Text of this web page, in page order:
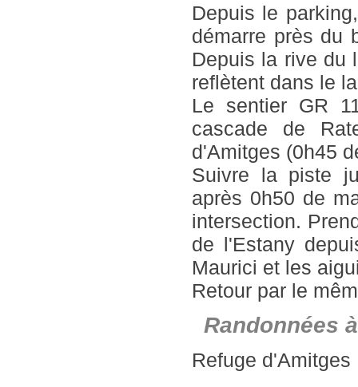
Depuis le
démarre près du
Depuis la rive du
reflètent dans le
Le sentier GR
cascade de
d'Amitges (0h45
Suivre la piste
après 0h50 de
intersection.
de l'Estany
Maurici et les
Retour par le
Randonnées
Refuge d'Amitges